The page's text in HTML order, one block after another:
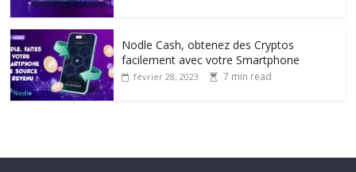
Nodle Cash, obtenez des Cryptos
facilement avec votre Smartphone
février 28, 2023 7 min read